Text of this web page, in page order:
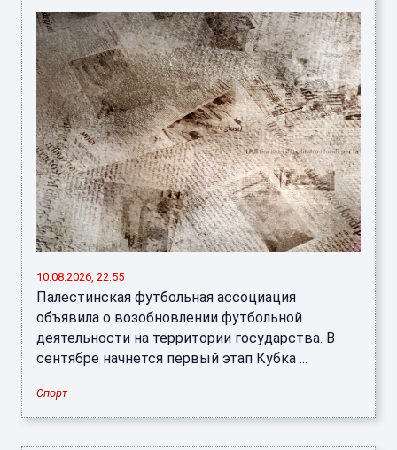
10.08.2026, 22:55
Палестинская футбольная ассоциация
объявила о возобновлении футбольной
деятельности на территории государства. В
сентябре начнется первый этап Кубка ...
Спорт